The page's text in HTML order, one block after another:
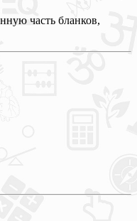
часть бланков,